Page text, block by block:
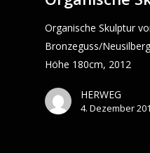
Organische Skulptur
Bronzeguss/
Höhe 180cm, 2012
HERWEG
4. Dezember